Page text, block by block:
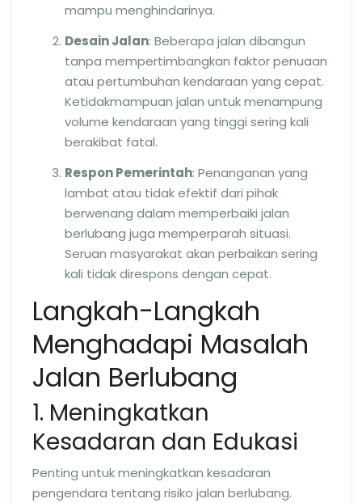
mampu menghindarinya.
Desain Jalan: Beberapa jalan dibangun
tanpa mempertimbangkan faktor penuaan
atau pertumbuhan kendaraan yang cepat.
Ketidakmampuan jalan untuk menampung
volume kendaraan yang tinggi sering kali
berakibat fatal.
Respon Pemerintah: Penanganan yang
lambat atau tidak efektif dari pihak
berwenang dalam memperbaiki jalan
berlubang juga memperparah situasi.
Seruan masyarakat akan perbaikan sering
kali tidak direspons dengan cepat.
Langkah-Langkah
Menghadapi Masalah
Jalan Berlubang
1. Meningkatkan
Kesadaran dan Edukasi
Penting untuk meningkatkan kesadaran
pengendara tentang risiko jalan berlubang.